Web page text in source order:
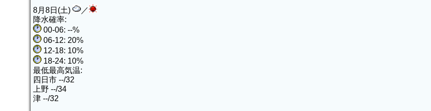
8月8日(土)
／
降水確率:
00-06: --%
06-12: 20%
12-18: 10%
18-24: 10%
最低最高気温:
四日市 --/32
上野 --/34
津 --/32